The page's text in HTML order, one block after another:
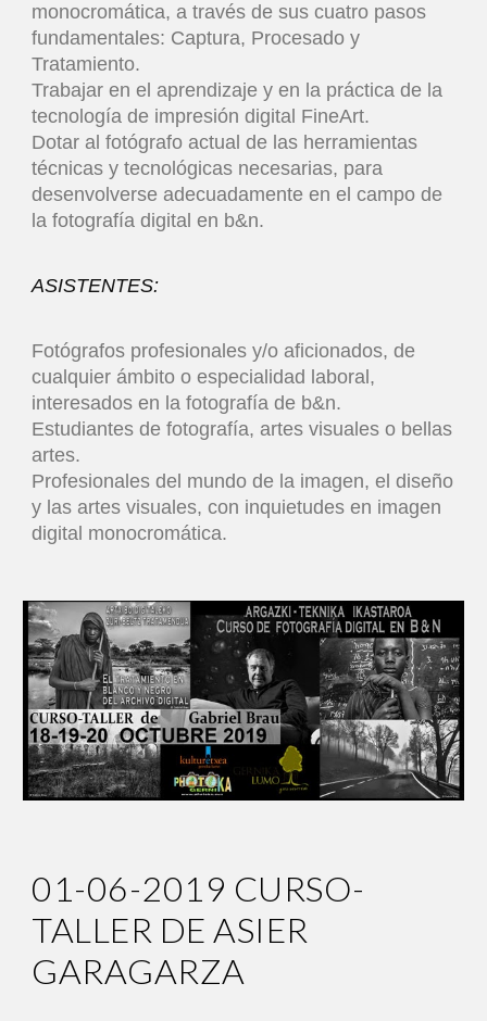
monocromática, a través de sus cuatro pasos
fundamentales: Captura, Procesado y
Tratamiento.
Trabajar en el aprendizaje y en la práctica de la
tecnología de impresión digital FineArt.
Dotar al fotógrafo actual de las herramientas
técnicas y tecnológicas necesarias, para
desenvolverse adecuadamente en el campo de
la fotografía digital en b&n.
ASISTENTES:
Fotógrafos profesionales y/o aficionados, de
cualquier ámbito o especialidad laboral,
interesados en la fotografía de b&n.
Estudiantes de fotografía, artes visuales o bellas
artes.
Profesionales del mundo de la imagen, el diseño
y las artes visuales, con inquietudes en imagen
digital monocromática.
01-06-2019 CURSO-
TALLER DE ASIER
GARAGARZA